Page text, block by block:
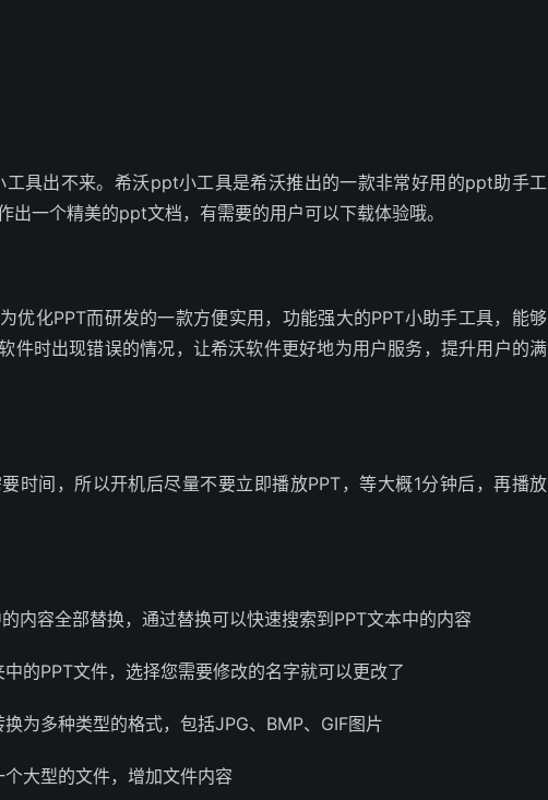
具出不来。希沃ppt小工具是希沃推出的一款非常好用的ppt助手工
出一个精美的ppt文档，有需要的用户可以下载体验哦。
优化PPT而研发的一款方便实用，功能强大的PPT小助手工具，能够
件时出现错误的情况，让希沃软件更好地为用户服务，提升用户的满
时间，所以开机后尽量不要立即播放PPT，等大概1分钟后，再播放
内容全部替换，通过替换可以快速搜索到PPT文本中的内容
的PPT文件，选择您需要修改的名字就可以更改了
为多种类型的格式，包括JPG、BMP、GIF图片
大型的文件，增加文件内容